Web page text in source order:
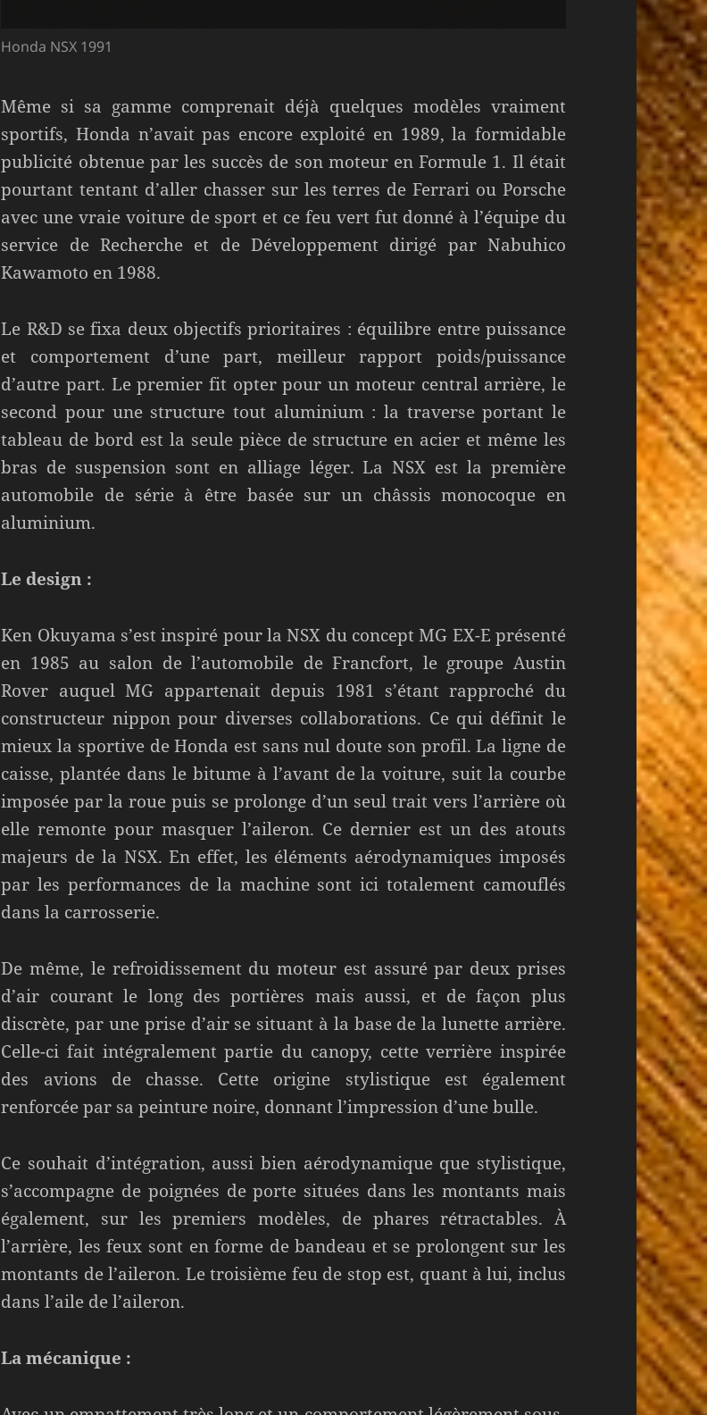
Honda NSX 1991
Même si sa gamme comprenait déjà quelques modèles vraiment
sportifs, Honda n’avait pas encore exploité en 1989, la formidable
publicité obtenue par les succès de son moteur en Formule 1. Il était
pourtant tentant d’aller chasser sur les terres de Ferrari ou Porsche
avec une vraie voiture de sport et ce feu vert fut donné à l’équipe du
service de Recherche et de Développement dirigé par Nabuhico
Kawamoto en 1988.
Le R&D se fixa deux objectifs prioritaires : équilibre entre puissance
et comportement d’une part, meilleur rapport poids/puissance
d’autre part. Le premier fit opter pour un moteur central arrière, le
second pour une structure tout aluminium : la traverse portant le
tableau de bord est la seule pièce de structure en acier et même les
bras de suspension sont en alliage léger. La NSX est la première
automobile de série à être basée sur un châssis monocoque en
aluminium.
Le design :
Ken Okuyama s’est inspiré pour la NSX du concept MG EX-E présenté
en 1985 au salon de l’automobile de Francfort, le groupe Austin
Rover auquel MG appartenait depuis 1981 s’étant rapproché du
constructeur nippon pour diverses collaborations. Ce qui définit le
mieux la sportive de Honda est sans nul doute son profil. La ligne de
caisse, plantée dans le bitume à l’avant de la voiture, suit la courbe
imposée par la roue puis se prolonge d’un seul trait vers l’arrière où
elle remonte pour masquer l’aileron. Ce dernier est un des atouts
majeurs de la NSX. En effet, les éléments aérodynamiques imposés
par les performances de la machine sont ici totalement camouflés
dans la carrosserie.
De même, le refroidissement du moteur est assuré par deux prises
d’air courant le long des portières mais aussi, et de façon plus
discrète, par une prise d’air se situant à la base de la lunette arrière.
Celle-ci fait intégralement partie du canopy, cette verrière inspirée
des avions de chasse. Cette origine stylistique est également
renforcée par sa peinture noire, donnant l’impression d’une bulle.
Ce souhait d’intégration, aussi bien aérodynamique que stylistique,
s’accompagne de poignées de porte situées dans les montants mais
également, sur les premiers modèles, de phares rétractables. À
l’arrière, les feux sont en forme de bandeau et se prolongent sur les
montants de l’aileron. Le troisième feu de stop est, quant à lui, inclus
dans l’aile de l’aileron.
La mécanique :